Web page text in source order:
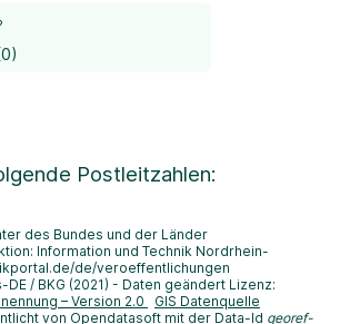
Postleitzahlen:
des Bundes und der Länder
Information und Technik Nordrhein-
de/veroeffentlichungen
/ BKG (2021) - Daten geändert Lizenz:
– Version 2.0
GIS Datenquelle
von Opendatasoft mit der Data-Id georef-